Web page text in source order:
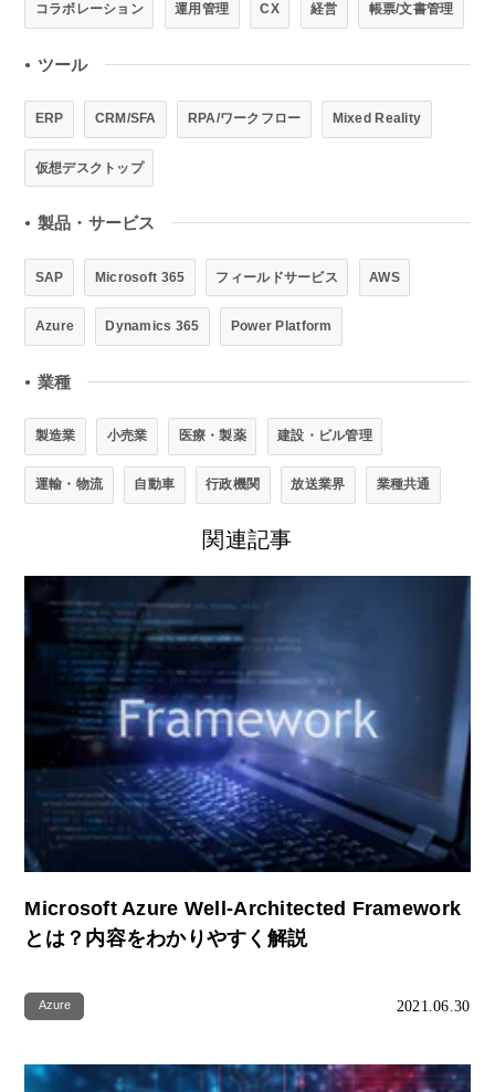
コラボレーション 運用管理 CX 経営 帳票/文書管理
● ツール
ERP CRM/SFA RPA/ワークフロー Mixed Reality
仮想デスクトップ
● 製品・サービス
SAP Microsoft 365 フィールドサービス AWS
Azure Dynamics 365 Power Platform
● 業種
製造業 小売業 医療・製薬 建設・ビル管理
運輸・物流 自動車 行政機関 放送業界 業種共通
関連記事
Microsoft Azure Well-Architected Framework
とは？内容をわかりやすく解説
Azure 2021.06.30